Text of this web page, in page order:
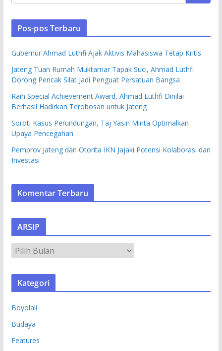
Pos-pos Terbaru
Gubernur Ahmad Luthfi Ajak Aktivis Mahasiswa Tetap Kritis
Jateng Tuan Rumah Muktamar Tapak Suci, Ahmad Luthfi
Dorong Pencak Silat Jadi Penguat Persatuan Bangsa
Raih Special Achievement Award, Ahmad Luthfi Dinilai
Berhasil Hadirkan Terobosan untuk Jateng
Soroti Kasus Perundungan, Taj Yasin Minta Optimalkan
Upaya Pencegahan
Pemprov Jateng dan Otorita IKN Jajaki Potensi Kolaborasi dan
Investasi
Komentar Terbaru
ARSIP
R
S
Kategori
Boyolali
Budaya
Features